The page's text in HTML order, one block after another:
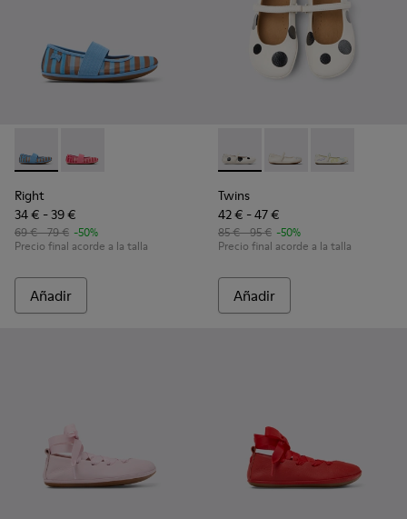
Right - K800696-002 - Bailarinas de tejido y piel azules
Right - K800696-001 - Bailarinas de tejido y piel
Right
34 € - 39 €
69 € - 79 € -50%
Precio final acorde a la talla
Añadir
Twins - K800486-011 -
Twins - K800486-007
Twins -
Twins
42 € - 47 €
85 € - 95 € -50%
Precio final acorde a la talla
Añadir